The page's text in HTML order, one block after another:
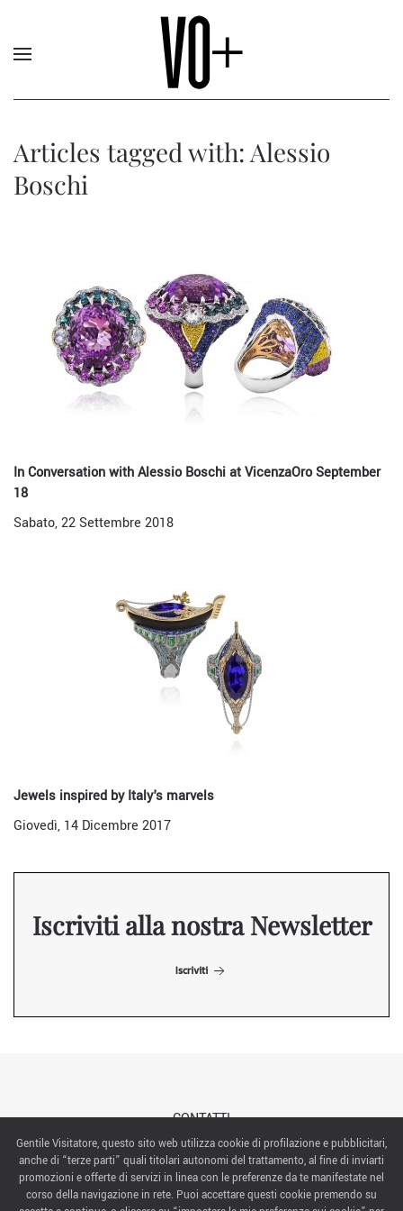
Articles tagged with: Alessio
Boschi
In Conversation with Alessio Boschi at VicenzaOro September
18
Sabato, 22 Settembre 2018
Jewels inspired by Italy's marvels
Giovedì, 14 Dicembre 2017
Iscriviti alla nostra Newsletter
Iscriviti
CONTATTI
ABOUT US
ITALIAN EXHIBITION GROUP SpA All rights reserved
Gentile Visitatore, questo sito web utilizza cookie di profilazione e pubblicitari,
anche di “terze parti” quali titolari autonomi del trattamento, al fine di inviarti
promozioni e offerte di servizi in linea con le preferenze da te manifestate nel
corso della navigazione in rete. Puoi accettare questi cookie premendo su